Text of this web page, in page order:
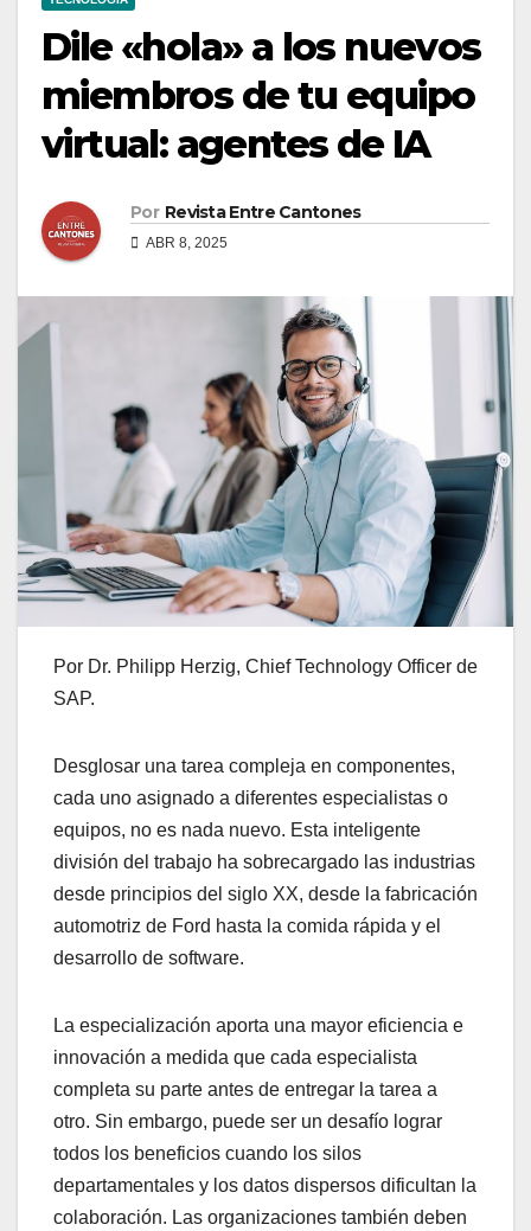
Dile «hola» a los nuevos
miembros de tu equipo
virtual: agentes de IA
Por Revista Entre Cantones
ABR 8, 2025
Por Dr. Philipp Herzig, Chief Technology Officer de
SAP.
Desglosar una tarea compleja en componentes,
cada uno asignado a diferentes especialistas o
equipos, no es nada nuevo. Esta inteligente
división del trabajo ha sobrecargado las industrias
desde principios del siglo XX, desde la fabricación
automotriz de Ford hasta la comida rápida y el
desarrollo de software.
La especialización aporta una mayor eficiencia e
innovación a medida que cada especialista
completa su parte antes de entregar la tarea a
otro. Sin embargo, puede ser un desafío lograr
todos los beneficios cuando los silos
departamentales y los datos dispersos dificultan la
colaboración. Las organizaciones también deben